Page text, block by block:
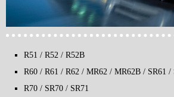
R51 / R52 / R52B
R60 / R61 / R62 / MR62 / MR62B / SR61 /
R70 / SR70 / SR71